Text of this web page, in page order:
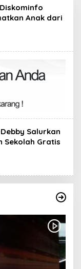
Anak dari
Salurkan
Sekolah Gratis